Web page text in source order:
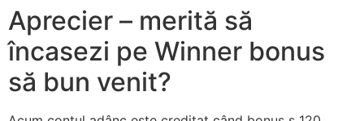
Aprecier – merită să
încasezi pe Winner bonus
să bun venit?